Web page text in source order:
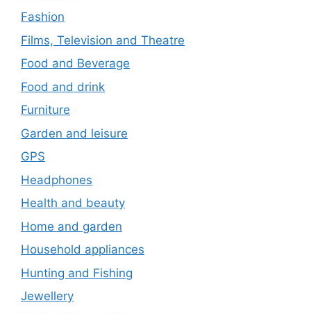
Fashion
Films, Television and Theatre
Food and Beverage
Food and drink
Furniture
Garden and leisure
GPS
Headphones
Health and beauty
Home and garden
Household appliances
Hunting and Fishing
Jewellery